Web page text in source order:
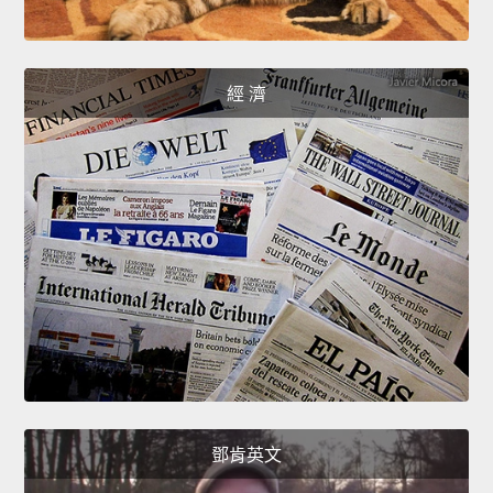
經 濟
鄧肯英文